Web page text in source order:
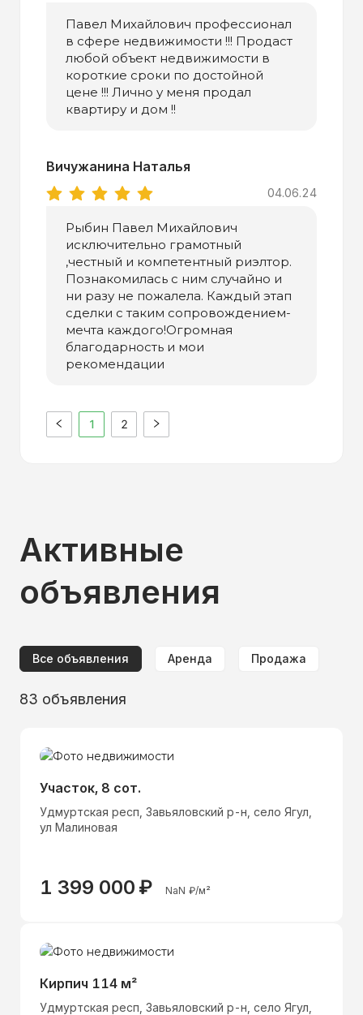
Павел Михайлович профессионал
в сфере недвижимости !!! Продаст
любой объект недвижимости в
короткие сроки по достойной
цене !!! Лично у меня продал
квартиру и дом !!
Вичужанина Наталья
04.06.24
Рыбин Павел Михайлович
исключительно грамотный
,честный и компетентный риэлтор.
Познакомилась с ним случайно и
ни разу не пожалела. Каждый этап
сделки с таким сопровождением-
мечта каждого!Огромная
благодарность и мои
рекомендации
1 2
Активные
объявления
Все объявления Аренда Продажа
83 объявления
Участок, 8 сот.
Удмуртская респ, Завьяловский р-н, село Ягул,
ул Малиновая
1 399 000 ₽ NaN ₽/м²
Кирпич 114 м²
Удмуртская респ, Завьяловский р-н, село Ягул,